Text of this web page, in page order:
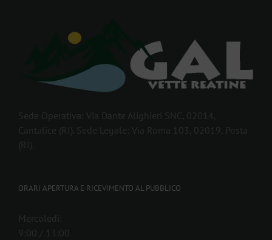
Sede Operativa: Via Dante Alighieri SNC, 02014,
Cantalice (RI). Sede Legale: Via Roma 103, 02019, Posta
(RI).
ORARI APERTURA E RICEVIMENTO AL PUBBLICO
Mercoledì:
9:00 / 13:00